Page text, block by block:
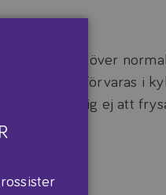
torrt, ej över
förpackning förvaras i
Lämpar sig ej att